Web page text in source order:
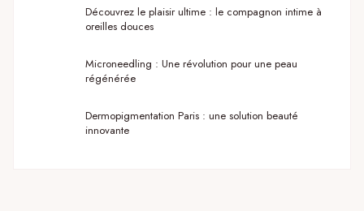
Découvrez le plaisir ultime : le compagnon intime à
oreilles douces
Microneedling : Une révolution pour une peau
régénérée
Dermopigmentation Paris : une solution beauté
innovante